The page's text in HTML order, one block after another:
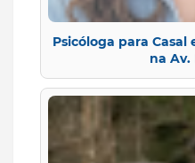
Psicóloga para Casal
na Av.